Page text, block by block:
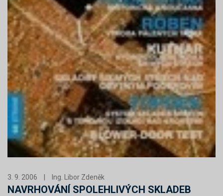
3. 9. 2006 Ing. Libor Zdeněk
NAVRHOVÁNÍ SPOLEHLIVÝCH SKLADEB